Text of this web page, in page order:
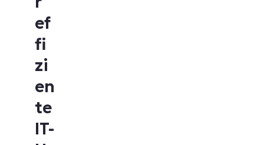
ef
fi
zi
en
te
IT-